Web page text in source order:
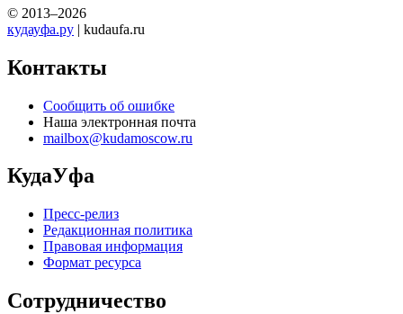
© 2013–2026
кудауфа.ру | kudaufa.ru
Контакты
Сообщить об ошибке
Наша электронная почта
mailbox@kudamoscow.ru
КудаУфа
Пресс-релиз
Редакционная политика
Правовая информация
Формат ресурса
Сотрудничество